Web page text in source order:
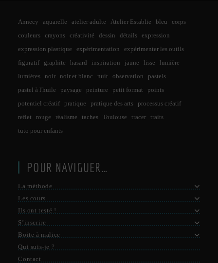
Annecy aquarelle atelier adulte Atelier Establie bleu
corps
couleurs
crayons créativité dessin détails
expression
expression plastique
expérimentation
expérimenter les outils
figuratif
graphite hasard inspiration jaune lisse
lumière
lumières
noir noir et blanc nuit observation
pastels
pastel à l'huile
paysage peinture petit format
points
potentiel créatif
pratique pratique des arts
processus créatif
reflet
rouge réalisme taches Toulouse tracer
traits
tuto pour enfants
POUR NAVIGUER…
La méthode
Les cours
Ils ont testé !
S’inscrire
Boite à malice
Qui suis-je ?
Contact